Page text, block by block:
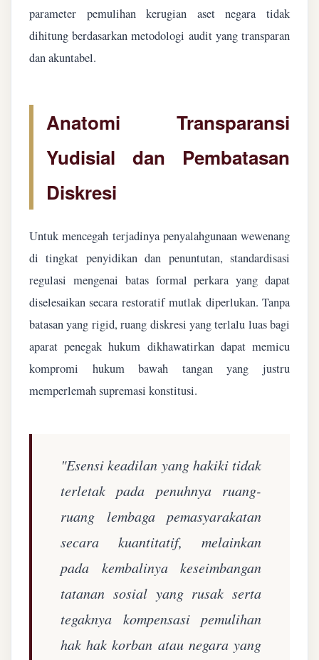
parameter pemulihan kerugian aset negara tidak
dihitung berdasarkan metodologi audit yang transparan
dan akuntabel.
Anatomi Transparansi
Yudisial dan Pembatasan
Diskresi
Untuk mencegah terjadinya penyalahgunaan wewenang
di tingkat penyidikan dan penuntutan, standardisasi
regulasi mengenai batas formal perkara yang dapat
diselesaikan secara restoratif mutlak diperlukan. Tanpa
batasan yang rigid, ruang diskresi yang terlalu luas bagi
aparat penegak hukum dikhawatirkan dapat memicu
kompromi hukum bawah tangan yang justru
memperlemah supremasi konstitusi.
"Esensi keadilan yang hakiki tidak
terletak pada penuhnya ruang-
ruang lembaga pemasyarakatan
secara kuantitatif, melainkan
pada kembalinya keseimbangan
tatanan sosial yang rusak serta
tegaknya kompensasi pemulihan
hak hak korban atau negara yang